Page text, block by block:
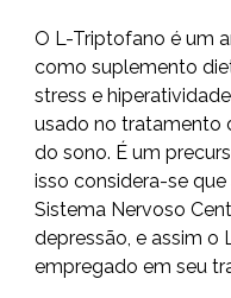
O L-Triptofano é um
como suplemento
stress e
usado no tratamento
do sono. É um
isso considera-se
Sistema Nervoso
depressão, e assim o
empregado em seu